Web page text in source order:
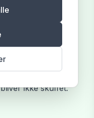
med smagen —
Den er venlig
og dens
favorit for både
i koppen, så lad
ikke skuffet.